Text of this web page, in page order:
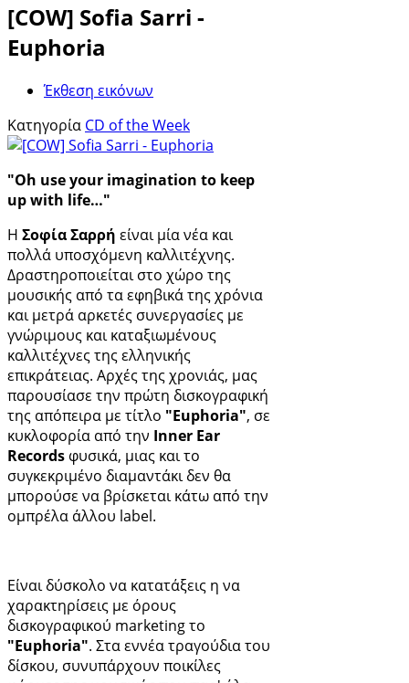
[COW] Sofia Sarri -
Euphoria
Έκθεση εικόνων
Κατηγορία CD of the Week
"Oh use your imagination to keep
up with life…"
Η Σοφία Σαρρή είναι μία νέα και
πολλά υποσχόμενη καλλιτέχνης.
Δραστηροποιείται στο χώρο της
μουσικής από τα εφηβικά της χρόνια
και μετρά αρκετές συνεργασίες με
γνώριμους και καταξιωμένους
καλλιτέχνες της ελληνικής
επικράτειας. Αρχές της χρονιάς, μας
παρουσίασε την πρώτη δισκογραφική
της απόπειρα με τίτλο "Euphoria", σε
κυκλοφορία από την Inner Ear
Records φυσικά, μιας και το
συγκεκριμένο διαμαντάκι δεν θα
μπορούσε να βρίσκεται κάτω από την
ομπρέλα άλλου label.
Είναι δύσκολο να κατατάξεις η να
χαρακτηρίσεις με όρους
δισκογραφικού marketing το
"Euphoria". Στα εννέα τραγούδια του
δίσκου, συνυπάρχουν ποικίλες